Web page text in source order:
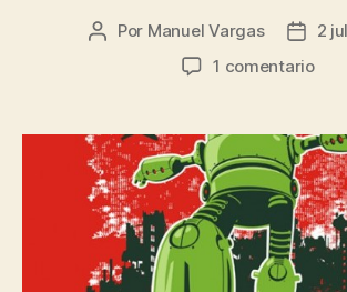
Autor
Por Manuel Vargas
Fecha
de
2
1 comentarioen
S3
vs
S2
vs